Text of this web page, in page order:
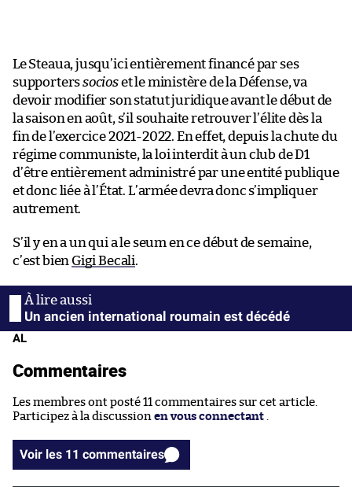
Le Steaua, jusqu’ici entièrement financé par ses
supporterssocioset le ministère de la Défense, va
devoir modifier son statut juridique avant le début de
la saison en août, s’il souhaite retrouver l’élite dès la
fin de l’exercice 2021-2022. En effet, depuis la chute du
régime communiste, la loi interdit à un club de D1
d’être entièrement administré par une entité publique
et donc liée à l’État. L’armée devra donc s’impliquer
autrement.
S’il y en a un qui a le seum en ce début de semaine,
c’est bien Gigi Becali.
Un ancien international roumain est décédé
AL
Commentaires
Les membres ont posté 11 commentaires sur cet article.
Participez à la discussion en vous connectant .
Voir les 11 commentaires